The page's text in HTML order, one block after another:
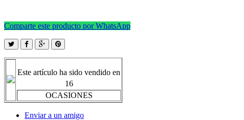
Comparte este producto por WhatsApp
Este artículo ha sido vendido en
16
OCASIONES
Enviar a un amigo